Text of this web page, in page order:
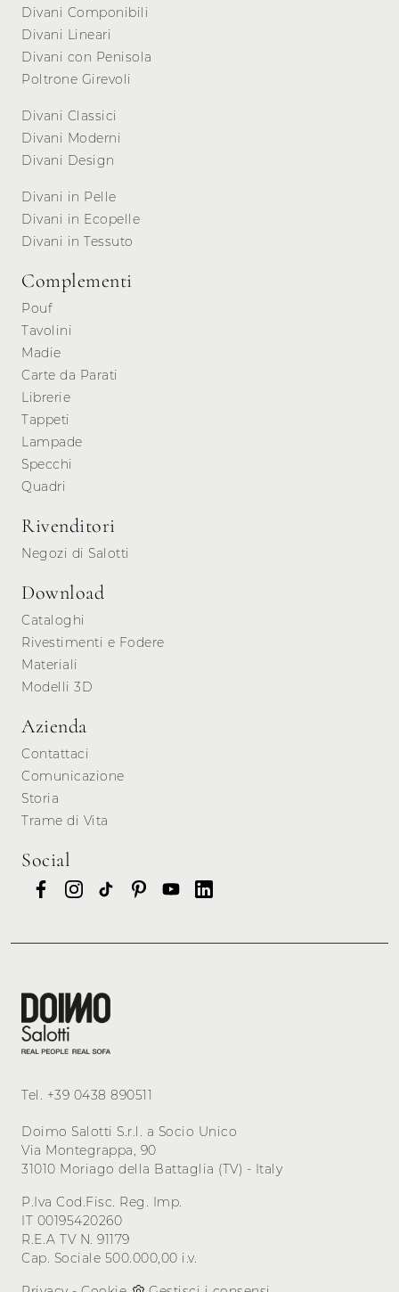
Divani Componibili
Divani Lineari
Divani con Penisola
Poltrone Girevoli
Divani Classici
Divani Moderni
Divani Design
Divani in Pelle
Divani in Ecopelle
Divani in Tessuto
Complementi
Pouf
Tavolini
Madie
Carte da Parati
Librerie
Tappeti
Lampade
Specchi
Quadri
Rivenditori
Negozi di Salotti
Download
Cataloghi
Rivestimenti e Fodere
Materiali
Modelli 3D
Azienda
Contattaci
Comunicazione
Storia
Trame di Vita
Social
Tel. +39 0438 890511
Doimo Salotti S.r.l. a Socio Unico
Via Montegrappa, 90
31010 Moriago della Battaglia (TV) - Italy
P.Iva Cod.Fisc. Reg. Imp.
IT 00195420260
R.E.A TV N. 91179
Cap. Sociale 500.000,00 i.v.